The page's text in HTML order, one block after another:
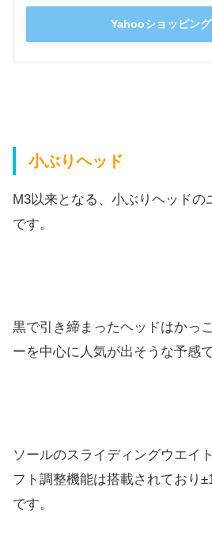
Yahooショッピン
小ぶりヘッド
M3以来となる、小ぶりヘッドの
です。
黒で引き締まったヘッドはかっこ
ーを中心に人気が出そうな予感で
ソールのスライディングウエイ
フト調整機能は搭載されており
です。